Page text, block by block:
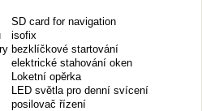
SD card for navigation
isofix
bezklíčkové startování
elektrické stahování oken
Loketní opěrka
LED světla pro denní svícení
posilovač řízení